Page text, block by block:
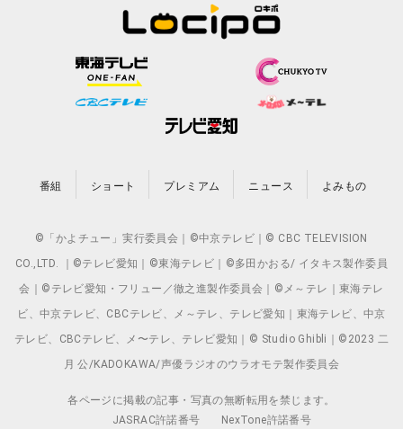
番組 ショート プレミアム ニュース よみもの
©「かよチュー」実行委員会｜©中京テレビ｜© CBC TELEVISION
CO.,LTD. ｜©テレビ愛知｜©東海テレビ｜©多田かおる/ イタキス製作委員
会｜©テレビ愛知・フリュー／徹之進製作委員会｜©メ～テレ｜東海テレ
ビ、中京テレビ、CBCテレビ、メ～テレ、テレビ愛知｜東海テレビ、中京
テレビ、CBCテレビ、メ〜テレ、テレビ愛知｜© Studio Ghibli｜©2023 二
月 公/KADOKAWA/声優ラジオのウラオモテ製作委員会
各ページに掲載の記事・写真の無断転用を禁じます。
JASRAC許諾番号
NexTone許諾番号